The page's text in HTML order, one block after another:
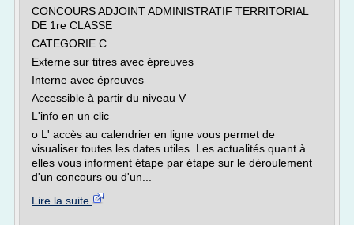
CONCOURS ADJOINT ADMINISTRATIF TERRITORIAL
DE 1re CLASSE
CATEGORIE C
Externe sur titres avec épreuves
Interne avec épreuves
Accessible à partir du niveau V
L'info en un clic
o L' accès au calendrier en ligne vous permet de
visualiser toutes les dates utiles. Les actualités quant à
elles vous informent étape par étape sur le déroulement
d'un concours ou d'un...
Lire la suite